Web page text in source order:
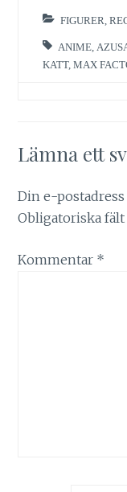
FIGURER ,
ANIME
KATT,MAX
Lämna ett
Din e-
Obligatoriska
Kommentar *